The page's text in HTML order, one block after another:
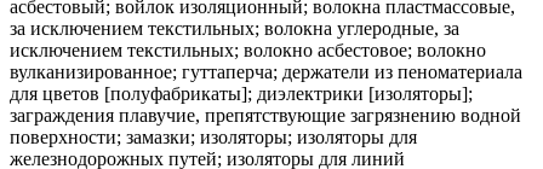
асбестовый; войлок изоляционный; волокна пластмассовые,
за исключением текстильных; волокна углеродные, за
исключением текстильных; волокно асбестовое; волокно
вулканизированное; гуттаперча; держатели из пеноматериала
для цветов [полуфабрикаты]; диэлектрики [изоляторы];
заграждения плавучие, препятствующие загрязнению водной
поверхности; замазки; изоляторы; изоляторы для
железнодорожных путей; изоляторы для линий